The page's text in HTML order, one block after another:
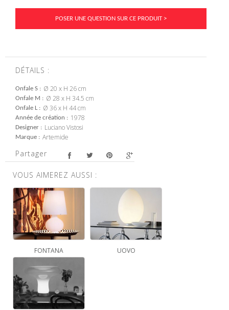
POSER UNE QUESTION SUR CE PRODUIT >
DÉTAILS :
Onfale S Ø 20 x H 26 cm
Onfale M Ø 28 x H 34.5 cm
Onfale L Ø 36 x H 44 cm
Année de création 1978
Designer Luciano Vistosi
Marque Artemide
Partager
VOUS AIMEREZ AUSSI :
FONTANA UOVO